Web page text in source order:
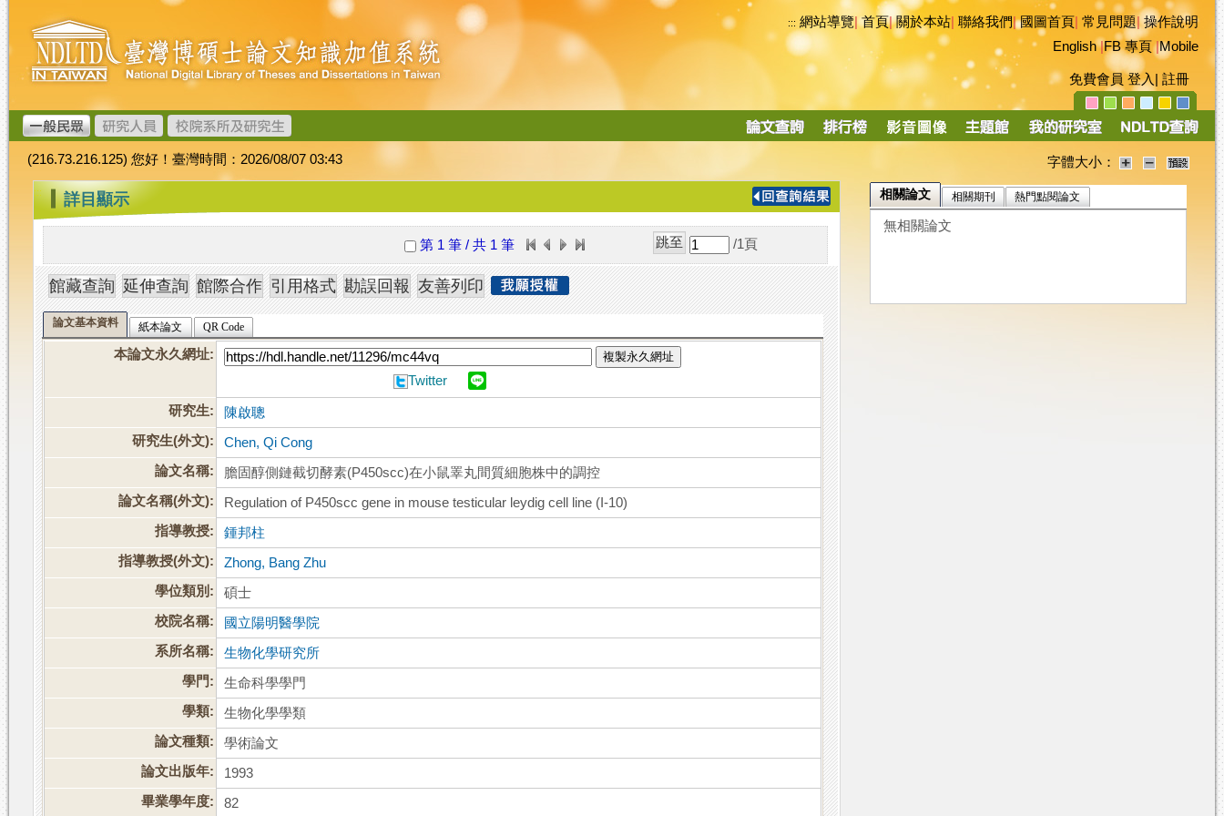
跳
到
主
要
內
容
臺
灣
博
碩
士
論
文
加
值
系
統
::: 網站導覽|首頁|關於本站 聯絡我們|國圖首頁 常見問題|操作說明
English|FB 專頁|Mobile
免費會員 登入 註冊
導
(216.73.216.125) 您好！臺灣時間：2026/08/07 03:43 字體大小：
::: 詳目顯示
第 1 筆 / 共 1 筆 /1 頁
論文基本資料 紙本論文 QR Code
本論文永久網址: 複製永久網址
Twitter
研究生:
陳啟聰
研究生(外文):
Chen, Qi Cong
論文名稱:
膽固醇側鏈截切酵素(P450scc)在小鼠睪丸間質細胞株中的調控
論文名稱(外文):
Regulation of P450scc gene in mouse testicular leydig cell line (I-10)
指導教授:
鍾邦柱
指導教授(外文):
Zhong, Bang Zhu
學位類別:
碩士
校院名稱:
國立陽明醫學院
系所名稱:
生物化學研究所
學門:
生命科學學門
學類:
生物化學學類
論文種類:
學術論文
論文出版年:
1993
畢業學年度:
82
相關論文 相關期刊 熱門點閱論文
無相關論文